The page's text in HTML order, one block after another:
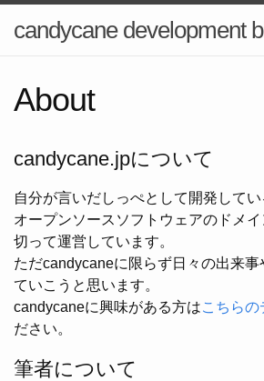
candycane development
About
candycane.jpについて
自分が言いだしっぺとして開発して
オープンソースソフトウェアのドメ
切って運営しています。
ただcandycaneに限らず日々の出来
ていこうと思います。
candycaneに興味がある方はこちらの
ださい。
筆者について